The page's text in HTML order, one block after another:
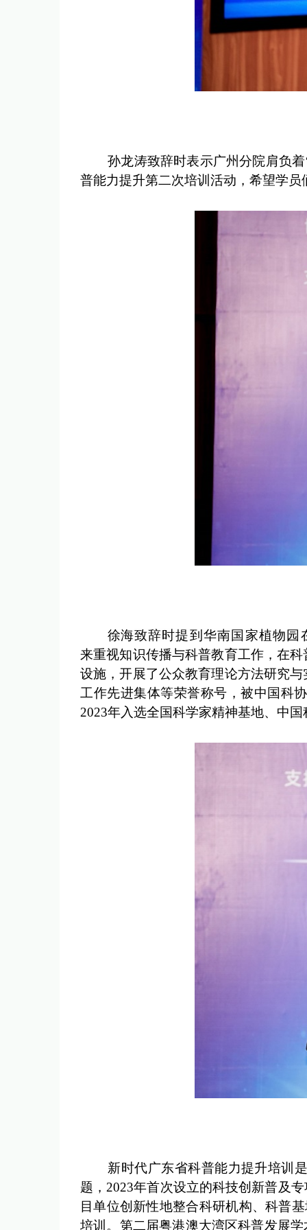
孙龙涛致辞时表示广州分院肩负着
普能力提升第二次培训活动，希望学
徐海致辞时提到华南国家植物园
来重视知识传播与科普教育工作，在
设施，开展了公众教育理论方法研究
工作先进集体等荣誉称号，被中国科
2023年入选全国科学家精神基地、中
新时代广东省科普能力提升培训是
题，2023年首次设立的科技创新普及
目单位创新性地整合科研机构、科普
培训。第二届粤港澳大湾区科普发展